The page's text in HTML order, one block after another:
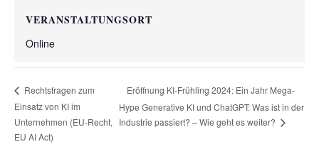
VERANSTALTUNGSORT
Online
Rechtsfragen zum
Einsatz von KI im
Unternehmen (EU-Recht,
EU AI Act)
Eröffnung KI-Frühling 2024: Ein Jahr Mega-
Hype Generative KI und ChatGPT: Was ist in der
Industrie passiert? – Wie geht es weiter?